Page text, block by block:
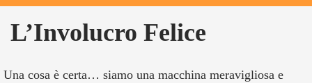
L’Involucro Felice
Una cosa è certa… siamo una macchina meravigliosa e